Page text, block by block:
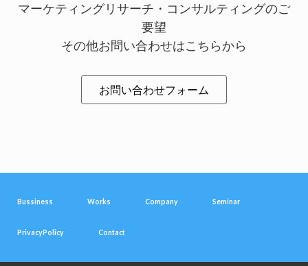
マーケティングリサーチ・コンサルティングのご
要望
その他お問い合わせはこちらから
お問い合わせフォーム
Bussiness Works Company Seminar
PrivacyPolicy Contact